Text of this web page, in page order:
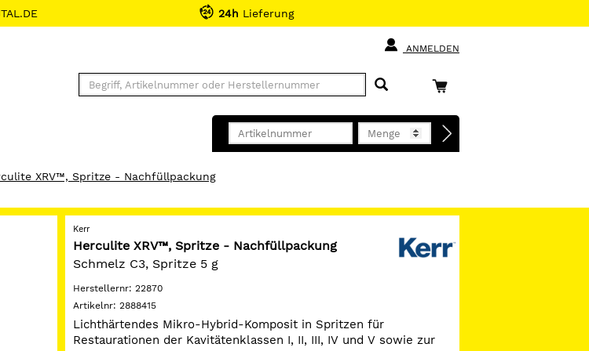
24h Lieferung
ANMELDEN
XRV™, Spritze - Nachfüllpackung
Kerr
Herculite XRV™, Spritze - Nachfüllpackung
Schmelz C3, Spritze 5 g
Herstellernr: 22870
Artikelnr: 2888415
Lichthärtendes Mikro-Hybrid-Komposit in Spritzen für
Restaurationen der Kavitätenklassen I, II, III, IV und V sowie zur